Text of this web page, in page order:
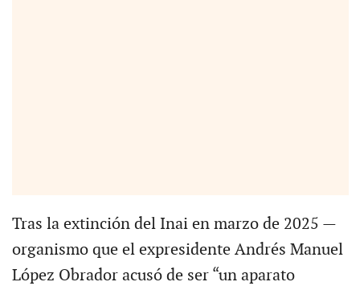
Tras la extinción del Inai en marzo de 2025 —
organismo que el expresidente Andrés Manuel
López Obrador acusó de ser “un aparato